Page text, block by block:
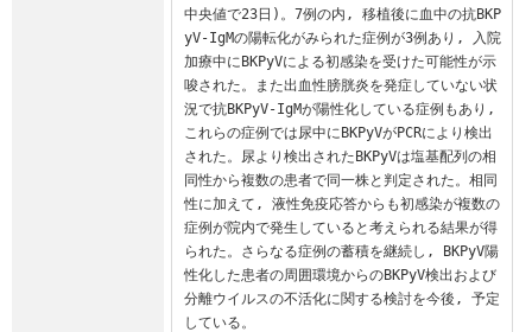
中央値で23日)。7例の内, 移植後に血中の抗BKP
yV-IgMの陽転化がみられた症例が3例あり, 入院
加療中にBKPyVによる初感染を受けた可能性が示
唆された。また出血性膀胱炎を発症していない状
況で抗BKPyV-IgMが陽性化している症例もあり,
これらの症例では尿中にBKPyVがPCRにより検出
された。尿より検出されたBKPyVは塩基配列の相
同性から複数の患者で同一株と判定された。相同
性に加えて, 液性免疫応答からも初感染が複数の
症例が院内で発生していると考えられる結果が得
られた。さらなる症例の蓄積を継続し, BKPyV陽
性化した患者の周囲環境からのBKPyV検出および
分離ウイルスの不活化に関する検討を今後, 予定
している。